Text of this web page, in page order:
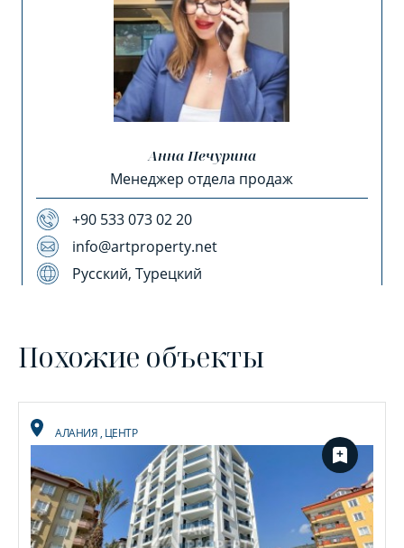
Анна Печурина
Менеджер отдела продаж
+90 533 073 02 20
info@artproperty.net
Русский, Турецкий
Похожие объекты
АЛАНИЯ, ЦЕНТР